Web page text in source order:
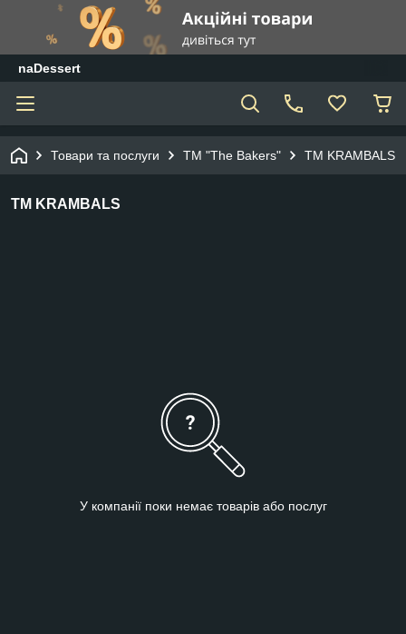
naDessert
Товари та послуги ТМ "The Bakers" ТМ KRAMBALS
ТМ KRAMBALS
У компанії поки немає товарів або послуг